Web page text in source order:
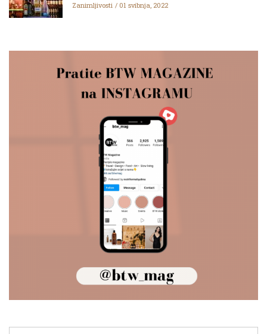
Zanimljivosti 01 svibnja, 2022